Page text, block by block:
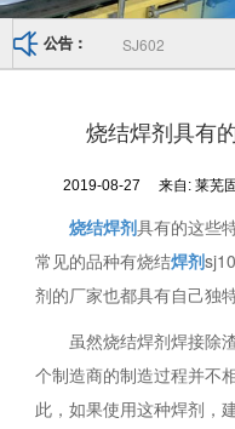
公告： SJ602
烧结焊剂具有
2019-08-27 来自: 莱芜
烧结焊剂具有的这些
常见的品种有烧结焊剂
剂的厂家也都具有自己独
虽然烧结焊剂焊接除
个制造商的制造过程并不
此，如果使用这种焊剂，